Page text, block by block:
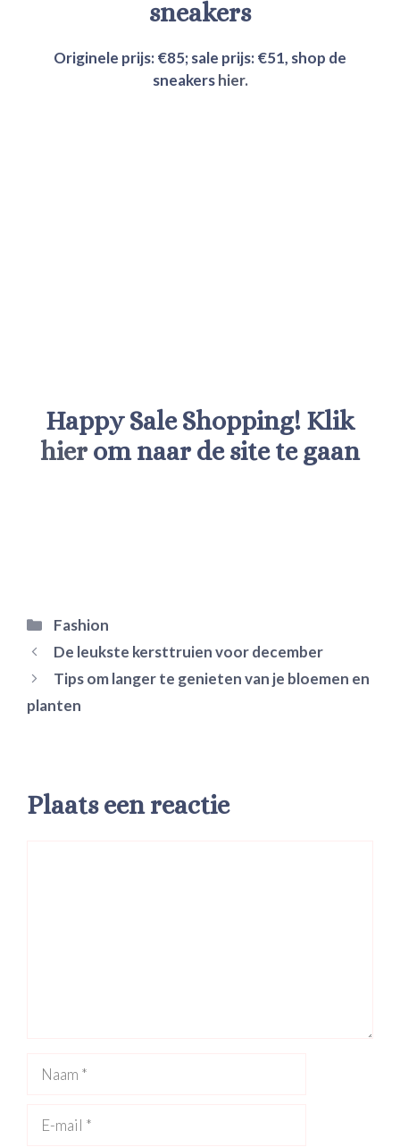
sneakers
Originele prijs: €85; sale prijs:€51, shop de
sneakershier.
Happy Sale Shopping! Klik
hier om naar de site te gaan
Categorieën
Fashion
De leukste kersttruien voor december
Tips om langer te genieten van je bloemen en
planten
Plaats een reactie
mail